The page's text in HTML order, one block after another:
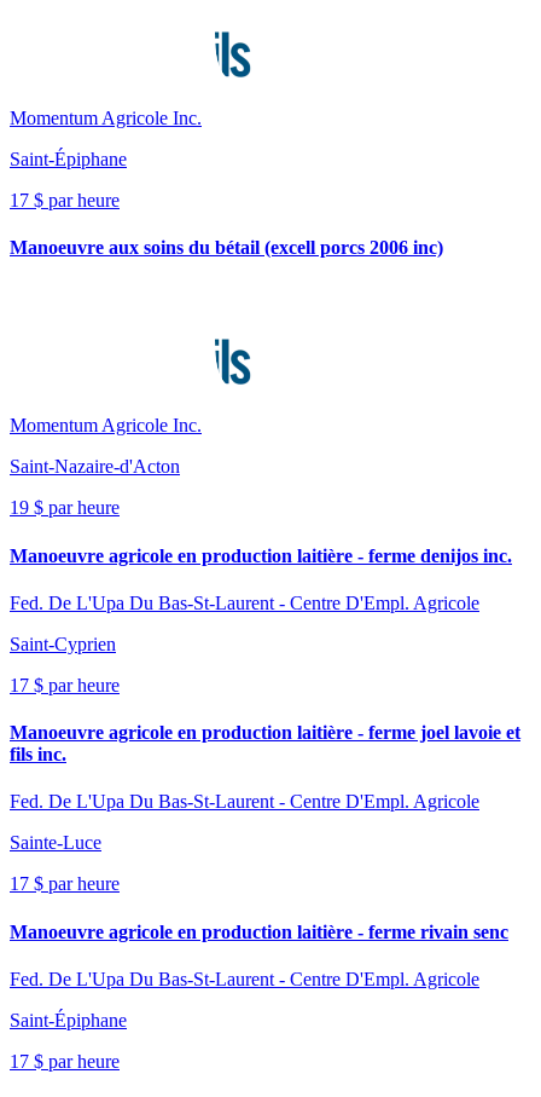
Momentum Agricole Inc.
Saint-Épiphane
17 $ par heure
Manoeuvre aux soins du bétail (excell porcs 2006 inc)
Momentum Agricole Inc.
Saint-Nazaire-d'Acton
19 $ par heure
Manoeuvre agricole en production laitière - ferme denijos inc.
Fed. De L'Upa Du Bas-St-Laurent - Centre D'Empl. Agricole
Saint-Cyprien
17 $ par heure
Manoeuvre agricole en production laitière - ferme joel lavoie et
fils inc.
Fed. De L'Upa Du Bas-St-Laurent - Centre D'Empl. Agricole
Sainte-Luce
17 $ par heure
Manoeuvre agricole en production laitière - ferme rivain senc
Fed. De L'Upa Du Bas-St-Laurent - Centre D'Empl. Agricole
Saint-Épiphane
17 $ par heure